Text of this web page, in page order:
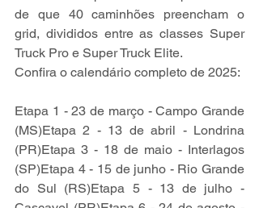
de que 40 caminhões preencham o
grid, divididos entre as classes Super
Truck Pro e Super Truck Elite.
Confira o calendário completo de 2025:
Etapa 1 - 23 de março - Campo Grande
(MS)Etapa 2 - 13 de abril - Londrina
(PR)Etapa 3 - 18 de maio - Interlagos
(SP)Etapa 4 - 15 de junho - Rio Grande
do Sul (RS)Etapa 5 - 13 de julho -